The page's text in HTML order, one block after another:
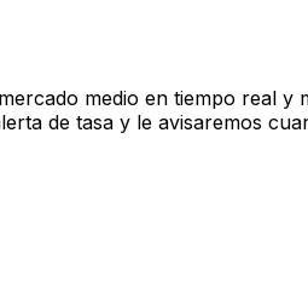
medio en tiempo real
de tasa y le avisaremos